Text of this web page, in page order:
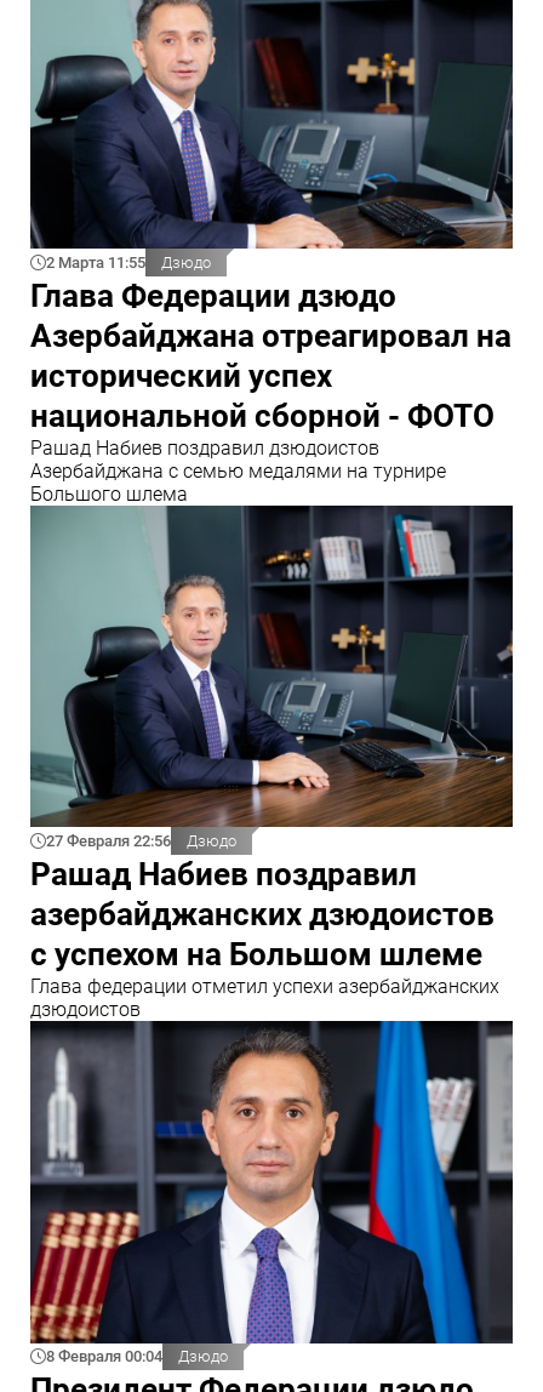
2 Марта 11:55 Дзюдо
Глава Федерации дзюдо
Азербайджана отреагировал на
исторический успех
национальной сборной - ФОТО
Рашад Набиев поздравил дзюдоистов
Азербайджана с семью медалями на турнире
Большого шлема
27 Февраля 22:56 Дзюдо
Рашад Набиев поздравил
азербайджанских дзюдоистов
с успехом на Большом шлеме
Глава федерации отметил успехи азербайджанских
дзюдоистов
8 Февраля 00:04 Дзюдо